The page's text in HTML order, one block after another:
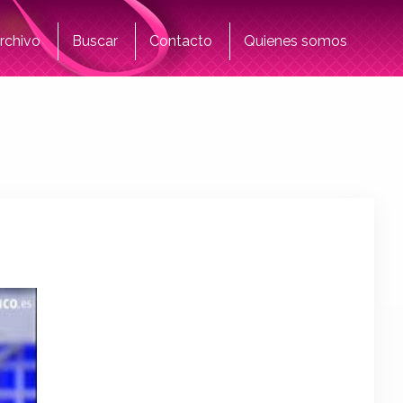
Buscar Contacto Quienes somos